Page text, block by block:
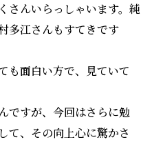
さんいらっしゃいます。純
多江さんもすてきです
も面白い方で、見ていて
ですが、今回はさらに勉
て、その向上心に驚かさ